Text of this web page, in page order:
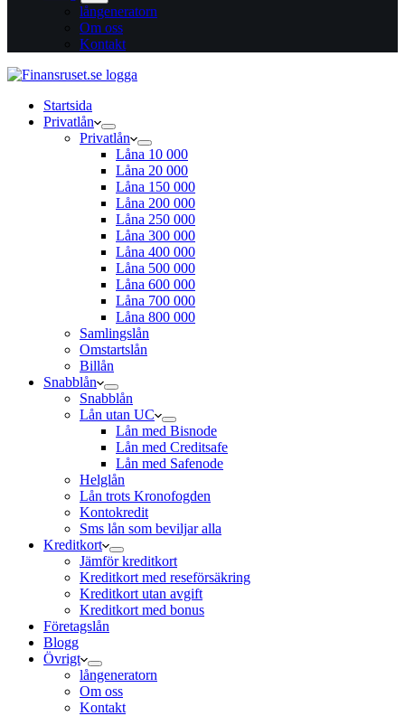
långeneratorn
Om oss
Kontakt
Startsida
Privatlån
Privatlån
Låna 10 000
Låna 20 000
Låna 150 000
Låna 200 000
Låna 250 000
Låna 300 000
Låna 400 000
Låna 500 000
Låna 600 000
Låna 700 000
Låna 800 000
Samlingslån
Omstartslån
Billån
Snabblån
Snabblån
Lån utan UC
Lån med Bisnode
Lån med Creditsafe
Lån med Safenode
Helglån
Lån trots Kronofogden
Kontokredit
Sms lån som beviljar alla
Kreditkort
Jämför kreditkort
Kreditkort med reseförsäkring
Kreditkort utan avgift
Kreditkort med bonus
Företagslån
Blogg
Övrigt
långeneratorn
Om oss
Kontakt